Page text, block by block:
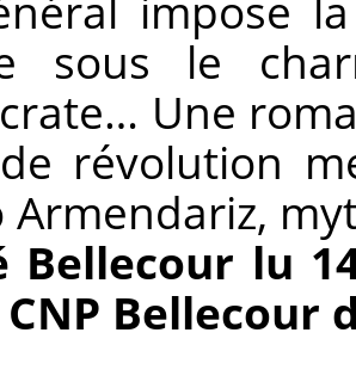
impose
sous le
Une
révolution
Armendariz,
Bellecour lu
Bellecour